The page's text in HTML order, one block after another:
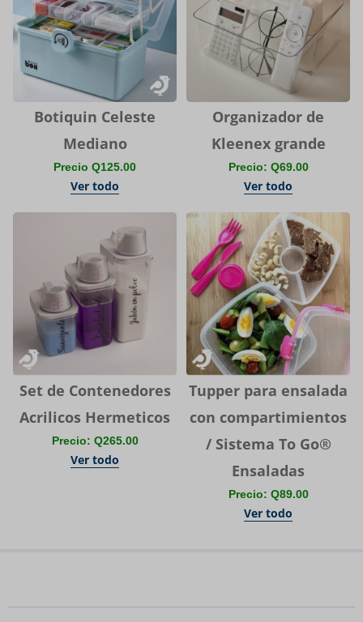
Botiquin Celeste
Mediano
Precio Q125.00
Ver todo
Organizador de
Kleenex grande
Precio: Q69.00
Ver todo
Set de Contenedores
Acrilicos Hermeticos
Precio: Q265.00
Ver todo
Tupper para ensalada
con compartimientos
/ Sistema To Go®
Ensaladas
Precio: Q89.00
Ver todo